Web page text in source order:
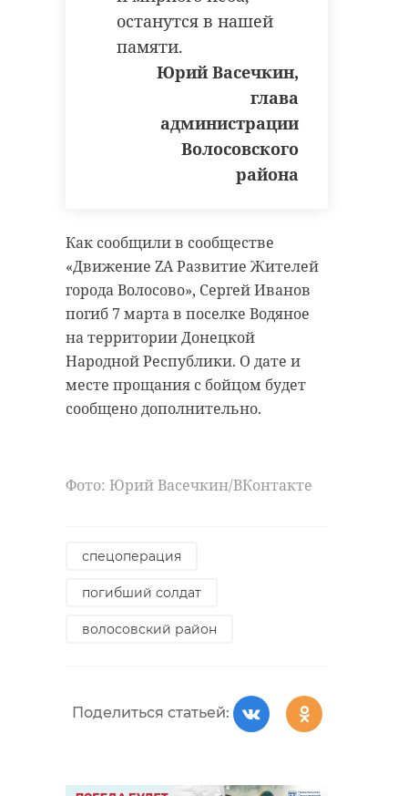
останутся в нашей
памяти.
Юрий Васечкин,
глава
администрации
Волосовского
района
Как сообщили в сообществе
«Движение ZA Развитие Жителей
города Волосово», Сергей Иванов
погиб 7 марта в поселке Водяное
на территории Донецкой
Народной Республики. О дате и
месте прощания с бойцом будет
сообщено дополнительно.
Фото: Юрий Васечкин/ВКонтакте
спецоперация
погибший солдат
волосовский район
Поделиться статьей: